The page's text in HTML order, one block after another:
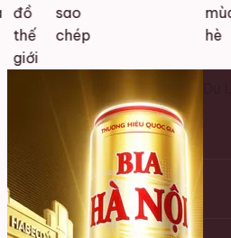
đồ
thế
giới
sao
chép
mùa
hè